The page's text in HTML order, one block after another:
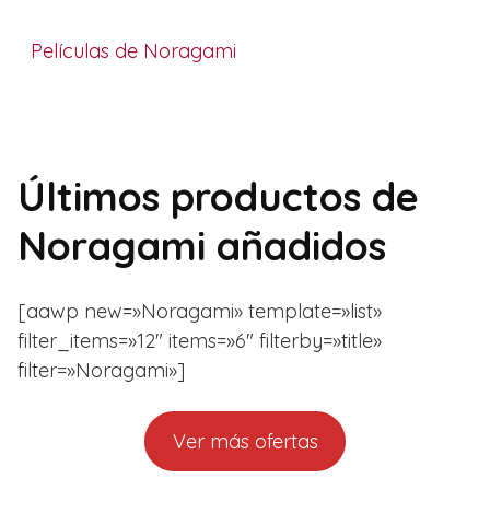
Películas de Noragami
Últimos productos de
Noragami añadidos
[aawp new=»Noragami» template=»list»
filter_items=»12″ items=»6″ filterby=»title»
filter=»Noragami»]
Ver más ofertas